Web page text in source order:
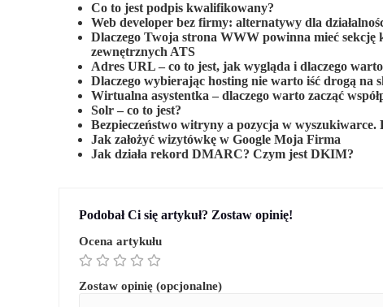
Co to jest podpis kwalifikowany?
Web developer bez firmy: alternatywy dla
Dlaczego Twoja strona WWW powinna mieć
zewnętrznych ATS
Adres URL – co to jest, jak wygląda i dlaczego
Dlaczego wybierając hosting nie warto iść drogą na
Wirtualna asystentka – dlaczego warto zacząć
Solr – co to jest?
Bezpieczeństwo witryny a pozycja w wyszukiwarce.
Jak założyć wizytówkę w Google Moja Firma
Jak działa rekord DMARC? Czym jest DKIM?
Podobał Ci się artykuł? Zostaw opinię!
Ocena artykułu
Zostaw opinię (opcjonalne)